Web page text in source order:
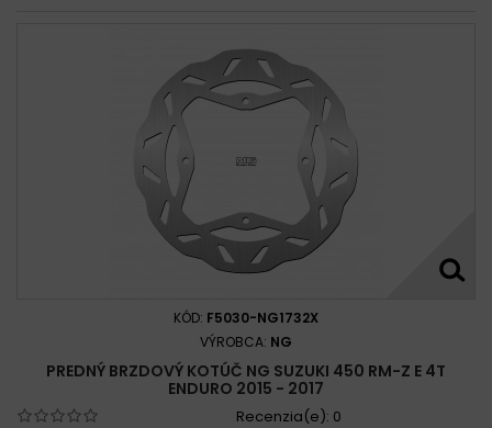
KÓD: F5030-NG1732X
VÝROBCA: NG
PREDNÝ BRZDOVÝ KOTÚČ NG SUZUKI 450 RM-Z E 4T
ENDURO 2015 - 2017
Recenzia(e): 0